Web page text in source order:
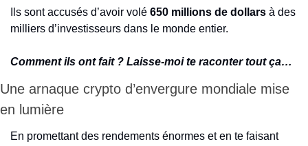
Ils sont accusés d’avoir volé 650 millions de dollars à des
milliers d’investisseurs dans le monde entier.
Comment ils ont fait ? Laisse-moi te raconter tout ça…
Une arnaque crypto d’envergure mondiale mise
en lumière
En promettant des rendements énormes et en te faisant